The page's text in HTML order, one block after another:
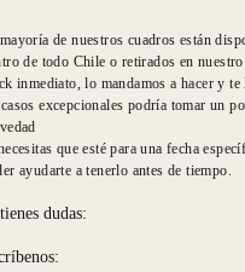
de nuestros cuadros están
de todo Chile o retirados en
inmediato, lo mandamos a hacer y
excepcionales podría tomar un
que esté para una fecha
ayudarte a tenerlo antes de tiempo.
dudas: